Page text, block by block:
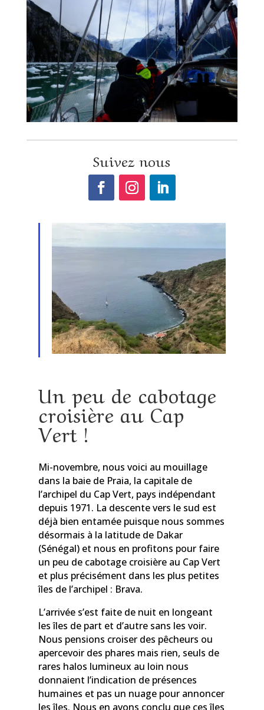
Suivez nous
Un peu de cabotage
croisière au Cap
Vert !
Mi-novembre, nous voici au mouillage
dans la baie de Praia, la capitale de
l’archipel du Cap Vert, pays indépendant
depuis 1971. La descente vers le sud est
déjà bien entamée puisque nous sommes
désormais à la latitude de Dakar
(Sénégal) et nous en profitons pour faire
un peu de cabotage croisière au Cap Vert
et plus précisément dans les plus petites
îles de l’archipel : Brava.
L’arrivée s’est faite de nuit en longeant
les îles de part et d’autre sans les voir.
Nous pensions croiser des pêcheurs ou
apercevoir des phares mais rien, seuls de
rares halos lumineux au loin nous
donnaient l’indication de présences
humaines et pas un nuage pour annoncer
les îles. Nous en avons conclu que ces îles